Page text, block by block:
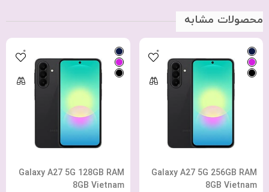
محصولات مشابه
Galaxy A27 5G 256GB RAM
8GB Vietnam
0
Galaxy A27 5G 128GB RAM
8GB Vietnam
0